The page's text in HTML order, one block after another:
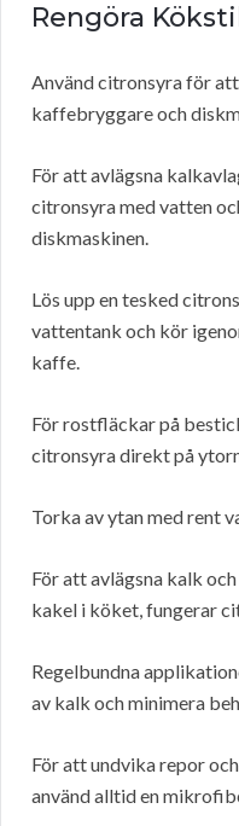
Rengöra
Använd citronsyra för
kaffebryggare och
För att avlägsna
citronsyra med vatten
diskmaskinen.
Lös upp en tesked
vattentank och kör
kaffe.
För rostfläckar på
citronsyra direkt på
Torka av ytan med rent
För att avlägsna kalk
kakel i köket, fungerar
Regelbundna
av kalk och minimera
För att undvika repor
använd alltid en